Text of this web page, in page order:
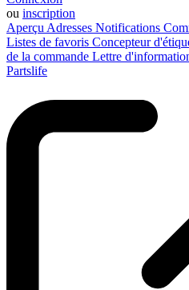
ou inscription
Aperçu Adresses Notifications
Listes de favoris Concepteur
de la commande Lettre
Partslife